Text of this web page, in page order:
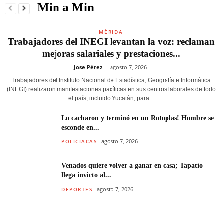
Min a Min
MÉRIDA
Trabajadores del INEGI levantan la voz: reclaman
mejoras salariales y prestaciones...
Jose Pérez - agosto 7, 2026
Trabajadores del Instituto Nacional de Estadística, Geografía e Informática
(INEGI) realizaron manifestaciones pacíficas en sus centros laborales de todo
el país, incluido Yucatán, para...
Lo cacharon y terminó en un Rotoplas! Hombre se
esconde en...
POLICÍACAS agosto 7, 2026
Venados quiere volver a ganar en casa; Tapatío
llega invicto al...
DEPORTES agosto 7, 2026